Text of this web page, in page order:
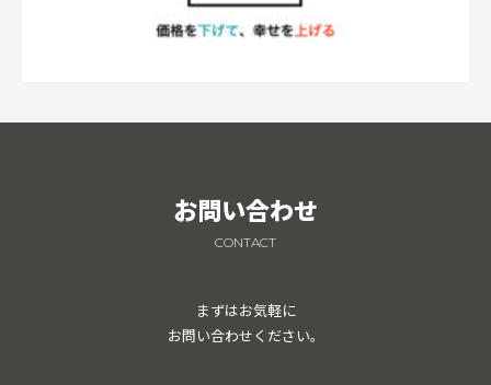
お問い合わせ
CONTACT
まずはお気軽に
お問い合わせください。